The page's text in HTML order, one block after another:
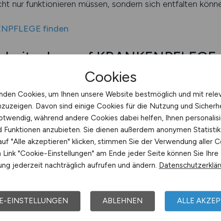
nur funktionieren müssen, sondern sich entfalten
finden
auf
teamorientierte Arbeitgeber zunehmend an Bedeutung.
wissen: Ein stabiles Team ist das Fundament jeder
gemeinsam Verantwortung tragen, Wissen teilen
sondern auch die Qualität der Arbeit.
Pflegekräfte gezielt nach solchen Arbeitgebern
und Weiterbildungsangeboten.
sie Zusammenarbeit fördern – etwa durch
setzen, bieten meist auch flexible Dienstpläne,
Sie fördern eine Atmosphäre, in der Pflegekräfte
Cookies
Cookies, um Ihnen unsere Website bestmöglich und mit
Davon sind einige Cookies für die Nutzung und
während andere Cookies dabei helfen, Ihnen
Funktionen anzubieten. Sie dienen außerdem anonymen
"Alle akzeptieren" klicken, stimmen Sie der Verwendung aller
"Cookie-Einstellungen" am Ende jeder Seite können Sie Ihre
jederzeit nachträglich aufrufen und ändern.
EINSTELLUNGEN ABLEHNEN ALLE